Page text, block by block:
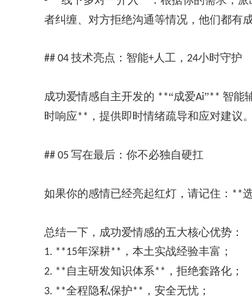
者纠缠、对方拒绝沟通等情况，他们都有
## 04 技术亮点：智能+ 人工， 24小时守护
成功爱情感自主开发的 **“成爱Ai”** 智能
时响应** ，提供即时情绪疏导和应对建
## 05 写在最后：你不必独自硬扛
如果你的感情已经亮起红灯，请记住： **
总结一下，成功爱情感的五大核心优势：
1. **15年深耕** ，本土实战经验丰富；
2. ** 自主研发知识体系** ，拒绝套路化；
3. **全程隐私保护** ，安全无忧；